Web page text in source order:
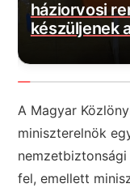
Százmilliós
hatóság!
A Magyar
miniszterelnök
fel, emellett